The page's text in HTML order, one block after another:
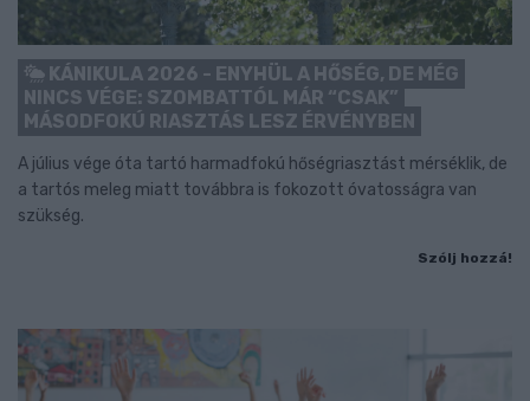
KÁNIKULA 2026 - ENYHÜL A HŐSÉG, DE MÉG
NINCS VÉGE: SZOMBATTÓL MÁR “CSAK”
MÁSODFOKÚ RIASZTÁS LESZ ÉRVÉNYBEN
A július vége óta tartó harmadfokú hőségriasztást mérséklik, de
a tartós meleg miatt továbbra is fokozott óvatosságra van
szükség.
Szólj hozzá!